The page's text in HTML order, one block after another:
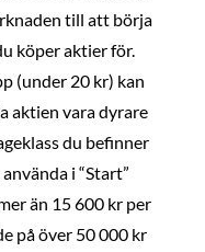
till att börja
köper aktier för.
(under 20 kr) kan
aktien vara dyrare
du befinner
i “Start”
än 15 600 kr per
på över 50 000 kr